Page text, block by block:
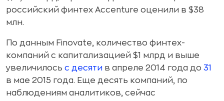
российский финтех Accenture оценили в $38
млн.
По данным Finovate, количество финтех-
компаний с капитализацией $1 млрд и выше
увеличилось с десяти в апреле 2014 года до 31
в мае 2015 года. Еще десять компаний, по
наблюдениям аналитиков, сейчас